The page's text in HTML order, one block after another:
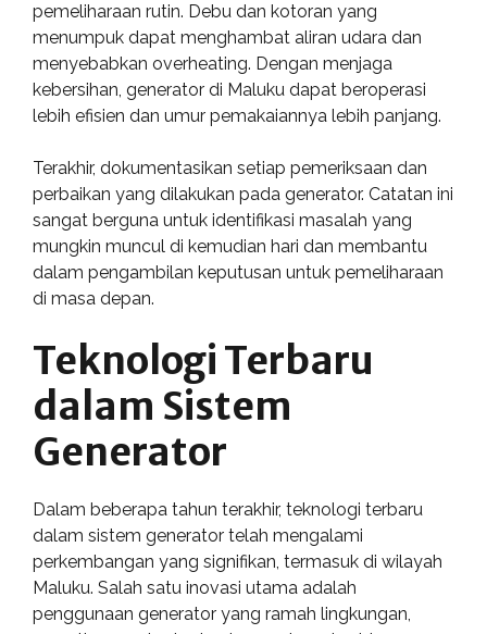
pemeliharaan rutin. Debu dan kotoran yang
menumpuk dapat menghambat aliran udara dan
menyebabkan overheating. Dengan menjaga
kebersihan, generator di Maluku dapat beroperasi
lebih efisien dan umur pemakaiannya lebih panjang.
Terakhir, dokumentasikan setiap pemeriksaan dan
perbaikan yang dilakukan pada generator. Catatan ini
sangat berguna untuk identifikasi masalah yang
mungkin muncul di kemudian hari dan membantu
dalam pengambilan keputusan untuk pemeliharaan
di masa depan.
Teknologi Terbaru
dalam Sistem
Generator
Dalam beberapa tahun terakhir, teknologi terbaru
dalam sistem generator telah mengalami
perkembangan yang signifikan, termasuk di wilayah
Maluku. Salah satu inovasi utama adalah
penggunaan generator yang ramah lingkungan,